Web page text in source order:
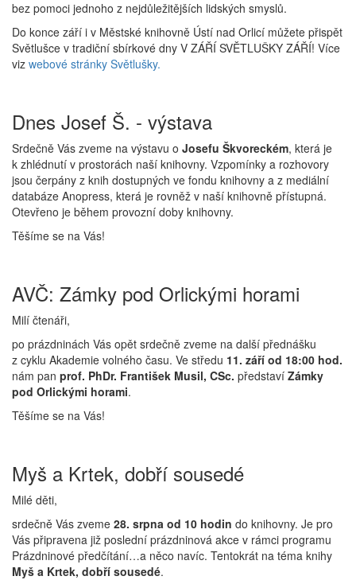
bez pomoci jednoho z nejdůležitějších lidských smyslů.
Do konce září i v Městské knihovně Ústí nad Orlicí můžete přispět
Světlušce v tradiční sbírkové dny V ZÁŘÍ SVĚTLUŠKY ZÁŘÍ! Více
viz webové stránky Světlušky.
Dnes Josef Š. - výstava
Srdečně Vás zveme na výstavu o Josefu Škvoreckém, která je
k zhlédnutí v prostorách naší knihovny. Vzpomínky a rozhovory
jsou čerpány z knih dostupných ve fondu knihovny a z mediální
databáze Anopress, která je rovněž v naší knihovně přístupná.
Otevřeno je během provozní doby knihovny.
Těšíme se na Vás!
AVČ: Zámky pod Orlickými horami
Milí čtenáři,
po prázdninách Vás opět srdečně zveme na další přednášku
z cyklu Akademie volného času. Ve středu 11. září od 18:00 hod.
nám pan prof. PhDr. František Musil, CSc. představí Zámky
pod Orlickými horami.
Těšíme se na Vás!
Myš a Krtek, dobří sousedé
Milé děti,
srdečně Vás zveme 28. srpna od 10 hodin do knihovny. Je pro
Vás připravena již poslední prázdninová akce v rámci programu
Prázdninové předčítání…a něco navíc. Tentokrát na téma knihy
Myš a Krtek, dobří sousedé.